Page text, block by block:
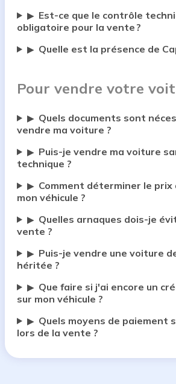
▶ Est-ce que le contrôle
obligatoire pour la vente ?
▶ Quelle est la présence de
Pour vendre votre
▶ Quels documents sont
vendre ma voiture ?
▶ Puis-je vendre ma voiture
technique ?
▶ Comment déterminer le prix
mon véhicule ?
▶ Quelles arnaques dois-je
vente ?
▶ Puis-je vendre une voiture
héritée ?
▶ Que faire si j'ai encore un
sur mon véhicule ?
▶ Quels moyens de paiement
lors de la vente ?